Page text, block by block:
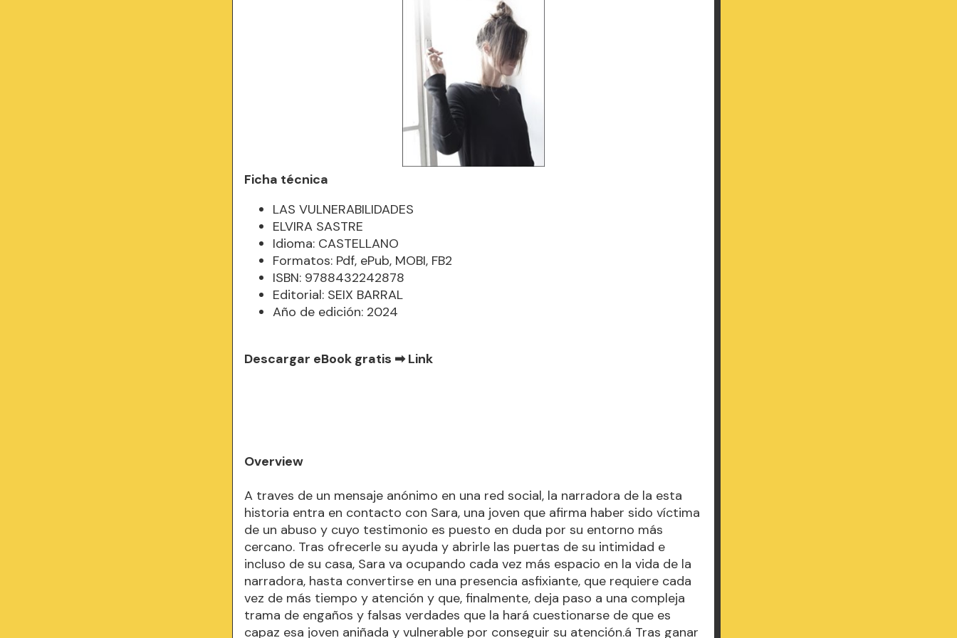
Ficha técnica
LAS VULNERABILIDADES
ELVIRA SASTRE
Idioma: CASTELLANO
Formatos: Pdf, ePub, MOBI, FB2
ISBN: 9788432242878
Editorial: SEIX BARRAL
Año de edición: 2024
Descargar eBook gratis ➡Link
Overview
A traves de un mensaje anónimo en una red social, la narradora de la esta
historia entra en contacto con Sara, una joven que afirma haber sido víctima
de un abuso y cuyo testimonio es puesto en duda por su entorno más
cercano. Tras ofrecerle su ayuda y abrirle las puertas de su intimidad e
incluso de su casa, Sara va ocupando cada vez más espacio en la vida de la
narradora, hasta convertirse en una presencia asfixiante, que requiere cada
vez de más tiempo y atención y que, finalmente, deja paso a una compleja
trama de engaños y falsas verdades que la hará cuestionarse de que es
capaz esa joven aniñada y vulnerable por conseguir su atención.á Tras ganar